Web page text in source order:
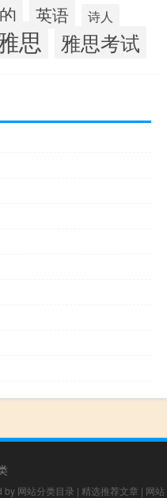
英语 诗人
思 雅思考试
by 网站分类目录 | 精选推荐文章 | 网站